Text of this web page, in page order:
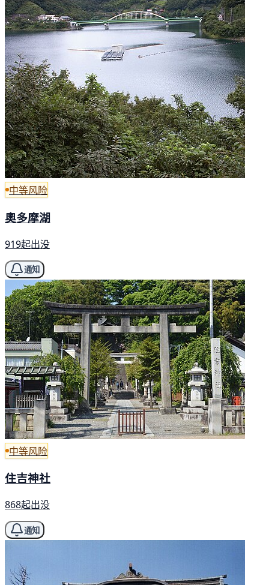
中等风险
奧多摩湖
919起出没
通知
中等风险
住吉神社
868起出没
通知